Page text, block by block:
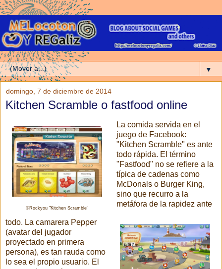
▼
domingo, 7 de diciembre de 2014
Kitchen Scramble o fastfood online
©Rockyou "Kitchen Scramble"
La comida servida en el
juego de Facebook:
"Kitchen Scramble" es ante
todo rápida. El término
"Fastfood" no se refiere a la
típica de cadenas como
McDonals o Burger King,
sino que recurro a la
metáfora de la rapidez ante
todo. La camarera Pepper
(avatar del jugador
proyectado en primera
persona), es tan rauda como
lo sea el propio usuario. El